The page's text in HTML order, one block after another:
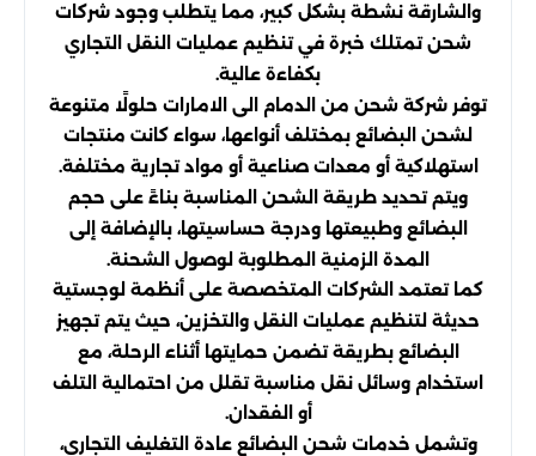
والشارقة نشطة بشكل كبير، مما يتطلب وجود شركات
شحن تمتلك خبرة في تنظيم عمليات النقل التجاري
بكفاءة عالية.
توفر شركة شحن من الدمام الى الامارات حلولًا متنوعة
لشحن البضائع بمختلف أنواعها، سواء كانت منتجات
استهلاكية أو معدات صناعية أو مواد تجارية مختلفة.
ويتم تحديد طريقة الشحن المناسبة بناءً على حجم
البضائع وطبيعتها ودرجة حساسيتها، بالإضافة إلى
المدة الزمنية المطلوبة لوصول الشحنة.
كما تعتمد الشركات المتخصصة على أنظمة لوجستية
حديثة لتنظيم عمليات النقل والتخزين، حيث يتم تجهيز
البضائع بطريقة تضمن حمايتها أثناء الرحلة، مع
استخدام وسائل نقل مناسبة تقلل من احتمالية التلف
أو الفقدان.
وتشمل خدمات شحن البضائع عادة التغليف التجاري،